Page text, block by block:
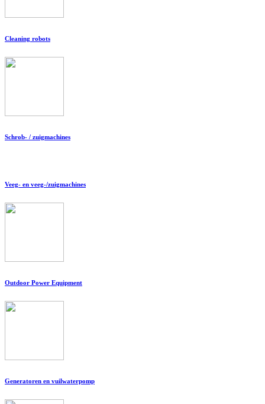
Cleaning robots
Schrob- / zuigmachines
Veeg- en veeg-/zuigmachines
Outdoor Power Equipment
Generatoren en vuilwaterpomp